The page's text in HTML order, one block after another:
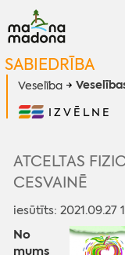
SABIEDRĪBA
Veselība
IZVĒLNE
ATCELTAS
CESVAINĒ
iesūtīts: 2021.09.27
No
mums